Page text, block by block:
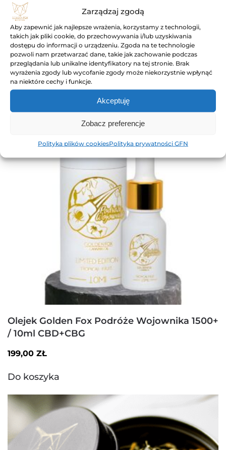
Zarządzaj zgodą
Aby zapewnić jak najlepsze wrażenia, korzystamy z technologii,
takich jak pliki cookie, do przechowywania i/lub uzyskiwania
dostępu do informacji o urządzeniu. Zgoda na te technologie
pozwoli nam przetwarzać dane, takie jak zachowanie podczas
przeglądania lub unikalne identyfikatory na tej stronie. Brak
wyrażenia zgody lub wycofanie zgody może niekorzystnie wpłynąć
na niektóre cechy i funkcje.
Akceptuję
Zobacz preferencje
Polityka plików cookiesPolityka prywatności GFN
Olejek Golden Fox Podróże Wojownika
1000+ / 10ml CBD+CBG
149,00ZŁ
Do koszyka
Olejek Golden Fox Podróże Wojownika 1500+
/ 10ml CBD+CBG
199,00 ZŁ
Do koszyka